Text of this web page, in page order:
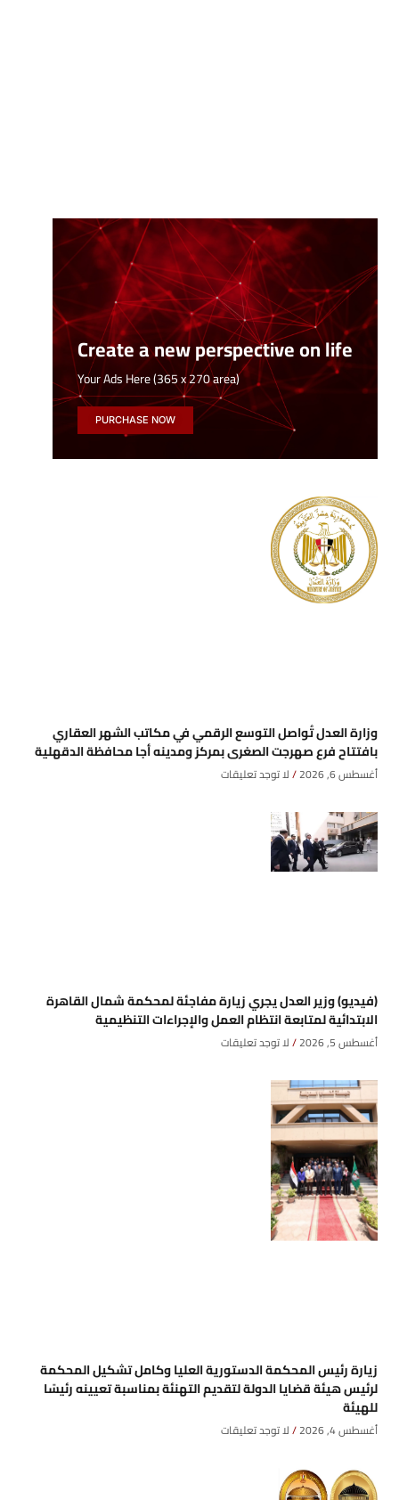
Create a new perspective on life
Your Ads Here (365 x 270 area)
PURCHASE NOW
وزارة العدل تُواصل التوسع الرقمي في مكاتب الشهر العقاري
بافتتاح فرع صهرجت الصغرى بمركز ومدينه أجا محافظة الدقهلية
أغسطس 6, 2026 لا توجد تعليقات
(فيديو) وزير العدل يجري زيارة مفاجئة لمحكمة شمال القاهرة
الابتدائية لمتابعة انتظام العمل والإجراءات التنظيمية
أغسطس 5, 2026 لا توجد تعليقات
زيارة رئيس المحكمة الدستورية العليا وكامل تشكيل المحكمة
لرئيس هيئة قضايا الدولة لتقديم التهنئة بمناسبة تعيينه رئيسًا
للهيئة
أغسطس 4, 2026 لا توجد تعليقات